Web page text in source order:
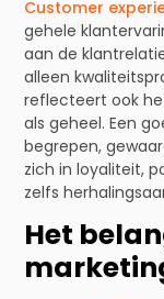
Customer
gehele
aan de
alleen
reflecteert ook
als geheel. Een
begrepen,
zich in loyaliteit,
zelfs
Het